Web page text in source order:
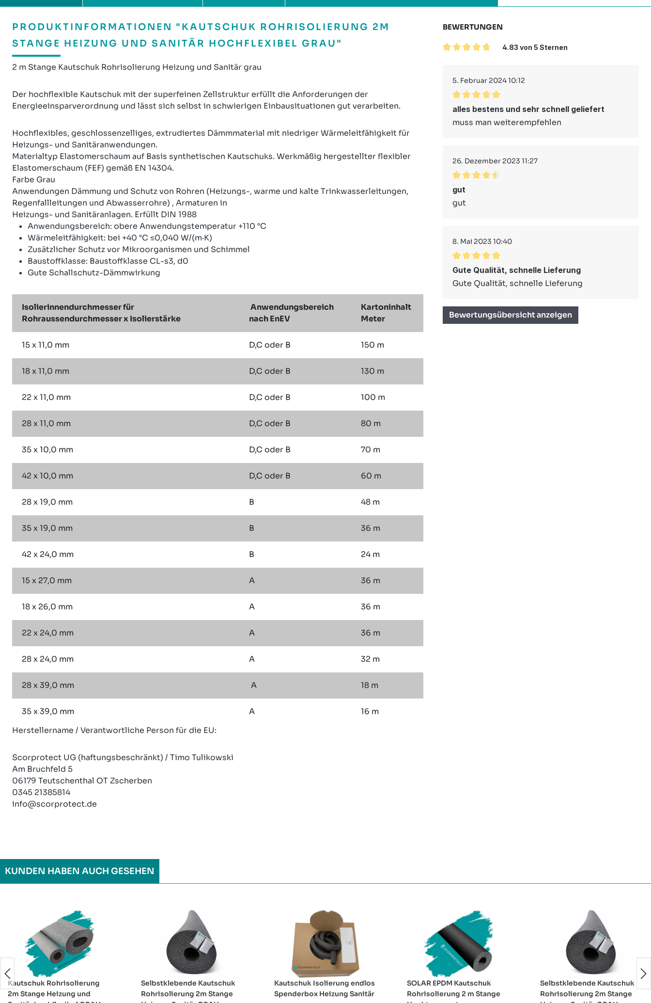
PRODUKTINFORMATIONEN "KAUTSCHUK ROHRISOLIERUNG 2M
STANGE HEIZUNG UND SANITÄR HOCHFLEXIBEL GRAU"
2 m Stange Kautschuk Rohrisolierung Heizung und Sanitär grau
Der hochflexible Kautschuk mit der superfeinen Zellstruktur erfüllt die Anforderungen der
Energieeinsparverordnung und lässt sich selbst in schwierigen Einbausituationen gut verarbeiten.
Hochflexibles, geschlossenzelliges, extrudiertes Dämmmaterial mit niedriger Wärmeleitfähigkeit für
Heizungs- und Sanitäranwendungen.
Materialtyp Elastomerschaum auf Basis synthetischen Kautschuks. Werkmäßig hergestellter flexibler
Elastomerschaum (FEF) gemäß EN 14304.
Farbe Grau
Anwendungen Dämmung und Schutz von Rohren (Heizungs-, warme und kalte Trinkwasserleitungen,
Regenfallleitungen und Abwasserrohre) , Armaturen in
Heizungs- und Sanitäranlagen. Erfüllt DIN 1988
Anwendungsbereich: obere Anwendungstemperatur +110 °C
Wärmeleitfähigkeit: bei +40 °C ≤0,040 W/(m·K)
Zusätzlicher Schutz vor Mikroorganismen und Schimmel
Baustoffklasse: Baustoffklasse CL-s3, d0
Gute Schallschutz-Dämmwirkung
Isolierinnendurchmesser für
Rohraussendurchmesser x Isolierstärke
Anwendungsbereich
nach EnEV
Kartoninhalt
Meter
15 x 11,0 mm D,C oder B 150 m
18 x 11,0 mm D,C oder B 130 m
22 x 11,0 mm D,C oder B 100 m
28 x 11,0 mm D,C oder B 80 m
35 x 10,0 mm D,C oder B 70 m
42 x 10,0 mm D,C oder B 60 m
28 x 19,0 mm B 48 m
35 x 19,0 mm B 36 m
42 x 24,0 mm B 24 m
15 x 27,0 mm A 36 m
18 x 26,0 mm A 36 m
22 x 24,0 mm A 36 m
28 x 24,0 mm A 32 m
28 x 39,0 mm A 18 m
35 x 39,0 mm A
16 m
Herstellername / Verantwortliche Person für die EU:
Scorprotect UG (haftungsbeschränkt) / Timo Tulikowski
Am Bruchfeld 5
06179 Teutschenthal OT Zscherben
0345 21385814
info@scorprotect.de
BEWERTUNGEN
4.83 von 5 Sternen
5. Februar 2024 10:12
Durchschnittliche Bewertung von 5 von 5 Sternen
alles bestens und sehr schnell geliefert
muss man weiterempfehlen
26. Dezember 2023 11:27
Durchschnittliche Bewertung von 4.5 von 5
gut
gut
8. Mai 2023 10:40
Durchschnittliche Bewertung von 5 von 5 Sternen
Gute Qualität, schnelle Lieferung
Gute Qualität, schnelle Lieferung
Bewertungsübersicht anzeigen
KUNDEN HABEN AUCH GESEHEN
Kautschuk Rohrisolierung
2m Stange Heizung und
Selbstklebende Kautschuk
Rohrisolierung 2m Stange
Kautschuk Isolierung endlos
Spenderbox Heizung Sanitär
SOLAR EPDM Kautschuk
Rohrisolierung 2 m Stange
Selbstklebende Kautschuk
Rohrisolierung 2m Stange